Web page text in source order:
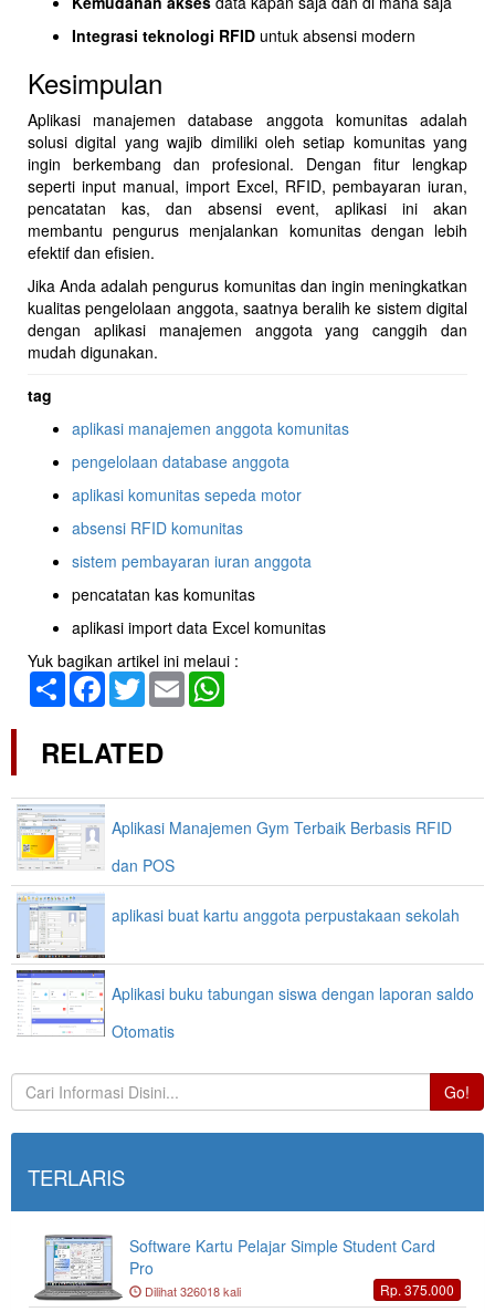
Integrasi teknologi RFID untuk absensi modern
Kesimpulan
Aplikasi manajemen database anggota komunitas adalah
solusi digital yang wajib dimiliki oleh setiap komunitas yang
ingin berkembang dan profesional. Dengan fitur lengkap
seperti input manual, import Excel, RFID, pembayaran iuran,
pencatatan kas, dan absensi event, aplikasi ini akan
membantu pengurus menjalankan komunitas dengan lebih
efektif dan efisien.
Jika Anda adalah pengurus komunitas dan ingin meningkatkan
kualitas pengelolaan anggota, saatnya beralih ke sistem digital
dengan aplikasi manajemen anggota yang canggih dan
mudah digunakan.
tag
aplikasi manajemen anggota komunitas
pengelolaan database anggota
aplikasi komunitas sepeda motor
absensi RFID komunitas
sistem pembayaran iuran anggota
pencatatan kas komunitas
aplikasi import data Excel komunitas
Yuk bagikan artikel ini melaui :
Share Facebook
TwitterEmail
RELATED
Aplikasi Manajemen Gym Terbaik Berbasis RFID
dan POS
aplikasi buat kartu anggota perpustakaan sekolah
Aplikasi buku tabungan siswa dengan laporan saldo
Otomatis
Go!
TERLARIS
Software Kartu Pelajar Simple Student Card
Pro
Dilihat 326018 kali Rp. 375.000